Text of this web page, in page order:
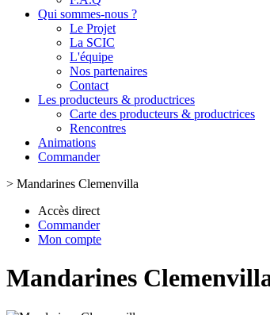
Qui sommes-nous ?
Le Projet
La SCIC
L'équipe
Nos partenaires
Contact
Les producteurs & productrices
Carte des producteurs & productrices
Rencontres
Animations
Commander
> Mandarines Clemenvilla
Accès direct
Commander
Mon compte
Mandarines